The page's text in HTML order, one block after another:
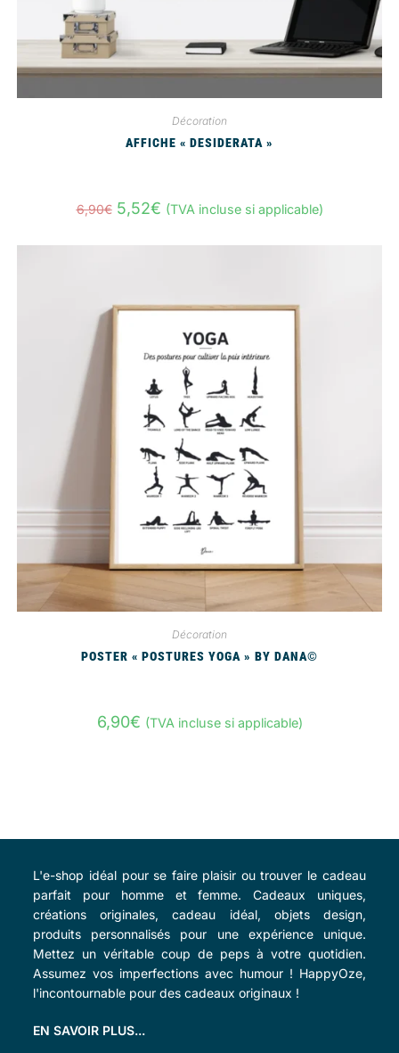
Décoration
AFFICHE « DESIDERATA »
6,90€ 5,52€ (TVA incluse si applicable)
Décoration
POSTER « POSTURES YOGA » BY DANA©
6,90€ (TVA incluse si applicable)
L'e-shop idéal pour se faire plaisir ou trouver le cadeau
parfait pour homme et femme. Cadeaux uniques,
créations originales, cadeau idéal, objets design,
produits personnalisés pour une expérience unique.
Mettez un véritable coup de peps à votre quotidien.
Assumez vos imperfections avec humour ! HappyOze,
l'incontournable pour des cadeaux originaux !
EN SAVOIR PLUS...